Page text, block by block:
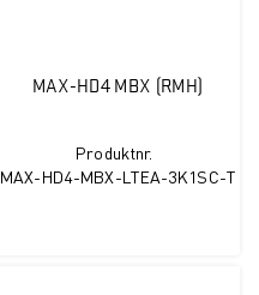
MAX-HD4 MBX (RMH)
Produktnr.
MAX-HD4-MBX-LTEA-3K1SC-T